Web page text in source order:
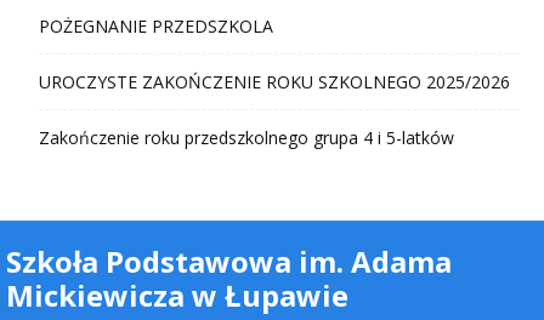
POŻEGNANIE PRZEDSZKOLA
UROCZYSTE ZAKOŃCZENIE ROKU SZKOLNEGO 2025/2026
Zakończenie roku przedszkolnego grupa 4 i 5-latków
Szkoła Podstawowa im. Adama
Mickiewicza w Łupawie